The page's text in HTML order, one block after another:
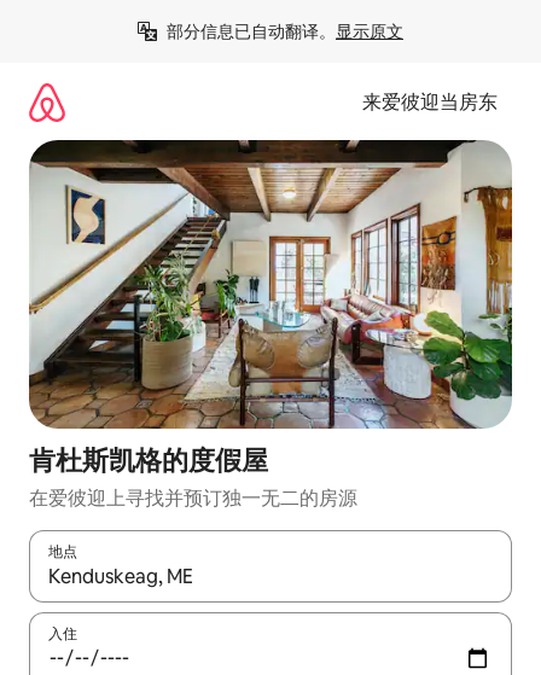
部分信息已自动翻译。 显示原文
来爱彼迎当房东
肯杜斯凯格的度假屋
在爱彼迎上寻找并预订独一无二的房源
地点
如有搜索结果，请使用上下方向键查看，或通过点击或滑动手势
入住